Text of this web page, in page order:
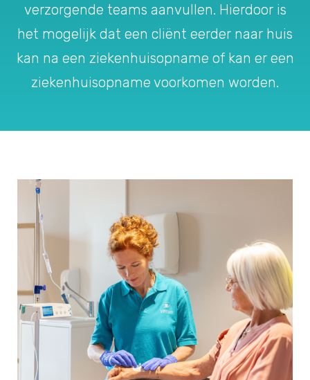
verzorgende teams aanvullen. Hierdoor is
het mogelijk dat een cliënt eerder naar huis
kan na een ziekenhuisopname of kan er een
ziekenhuisopname voorkomen worden.